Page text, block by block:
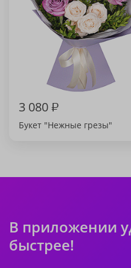
3 080₽
Букет "Нежные грезы"
В приложении
быстрее!